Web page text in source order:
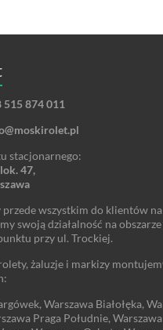
515 874 011
stacjonarnego:
47,
przede wszystkim do klientów
swoją działalność na
przy ul. Trockiej.
żaluzje i markizy
Warszawa Białołęka,
Praga Południe,